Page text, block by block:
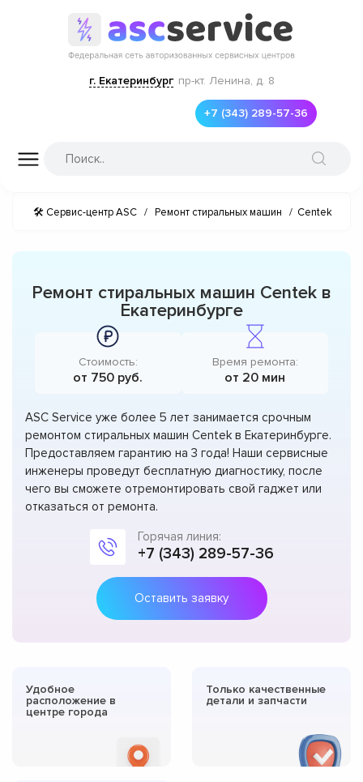
г. Екатеринбург пр-кт. Ленина, д. 8
+7 (343) 289-57-36
🛠 Сервис-центр ASC / Ремонт стиральных машин / Centek
Ремонт стиральных машин Centek в
Екатеринбурге
Стоимость:
от 750 руб.
Время ремонта:
от 20 мин
ASC Service уже более 5 лет занимается срочным
ремонтом стиральных машин Centek в Екатеринбурге.
Предоставляем гарантию на 3 года! Наши сервисные
инженеры проведут бесплатную диагностику, после
чего вы сможете отремонтировать свой гаджет или
отказаться от ремонта.
Горячая линия:
+7 (343) 289-57-36
Оставить заявку
Удобное
расположение в
центре города
Только качественные
детали и запчасти